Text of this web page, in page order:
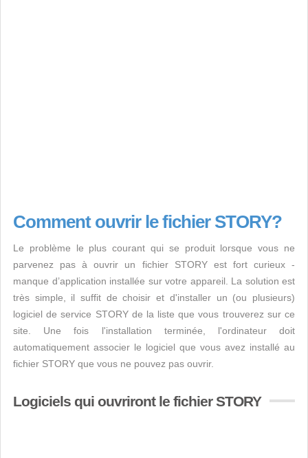
Comment ouvrir le fichier STORY?
Le problème le plus courant qui se produit lorsque vous ne
parvenez pas à ouvrir un fichier STORY est fort curieux -
manque d’application installée sur votre appareil. La solution est
très simple, il suffit de choisir et d'installer un (ou plusieurs)
logiciel de service STORY de la liste que vous trouverez sur ce
site. Une fois l'installation terminée, l'ordinateur doit
automatiquement associer le logiciel que vous avez installé au
fichier STORY que vous ne pouvez pas ouvrir.
Logiciels qui ouvriront le fichier STORY